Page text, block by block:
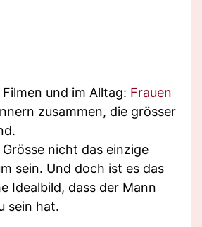
und im Alltag: Frauen
zusammen, die grösser
nicht das einzige
sein. Und doch ist es das
Idealbild, dass der Mann
sein hat.